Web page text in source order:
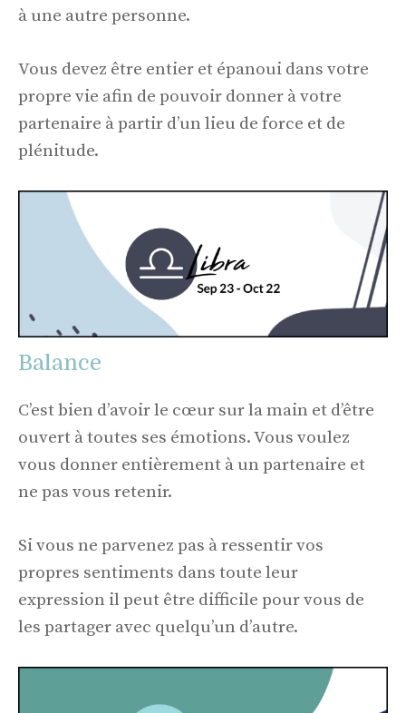
à une autre personne.
Vous devez être entier et épanoui dans votre
propre vie afin de pouvoir donner à votre
partenaire à partir d’un lieu de force et de
plénitude.
Balance
C’est bien d’avoir le cœur sur la main et d’être
ouvert à toutes ses émotions. Vous voulez
vous donner entièrement à un partenaire et
ne pas vous retenir.
Si vous ne parvenez pas à ressentir vos
propres sentiments dans toute leur
expression il peut être difficile pour vous de
les partager avec quelqu’un d’autre.